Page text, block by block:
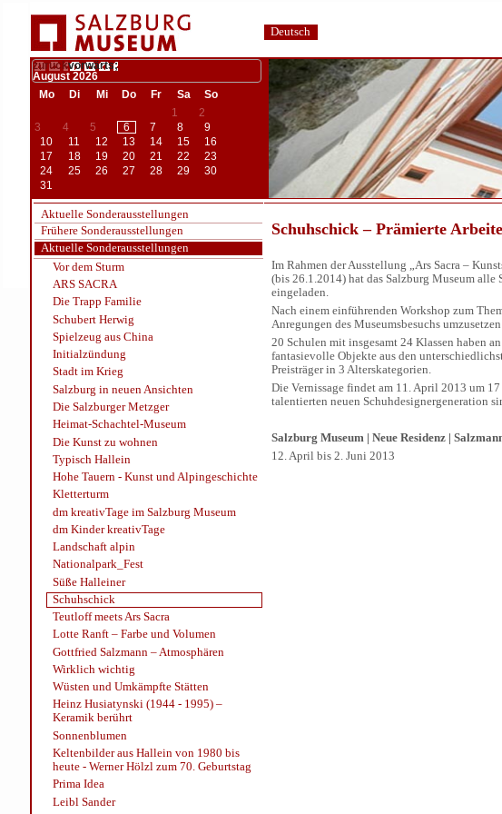
zurückvorwärts;
August 2026
Mo
Di Mi Do Fr Sa
So
1
2
3
4 5 6 7 8
9
10
11 12 13 14 15
16
17
18 19 20 21 22
23
24
25 26 27 28 29
30
31
Aktuelle Sonderausstellungen
Frühere Sonderausstellungen
Aktuelle Sonderausstellungen
Vor dem Sturm
ARS SACRA
Die Trapp Familie
Schubert Herwig
Spielzeug aus China
Initialzündung
Stadt im Krieg
Salzburg in neuen Ansichten
Die Salzburger Metzger
Heimat-Schachtel-Museum
Die Kunst zu wohnen
Typisch Hallein
Hohe Tauern - Kunst und Alpingeschichte
Kletterturm
dm kreativTage im Salzburg Museum
dm Kinder kreativTage
Landschaft alpin
Nationalpark_Fest
Süße Halleiner
Schuhschick
Teutloff meets Ars Sacra
Lotte Ranft – Farbe und Volumen
Gottfried Salzmann – Atmosphären
Wirklich wichtig
Wüsten und Umkämpfte Stätten
Heinz Husiatynski (1944 - 1995) –
Keramik berührt
Sonnenblumen
Keltenbilder aus Hallein von 1980 bis
heute - Werner Hölzl zum 70. Geburtstag
Prima Idea
Leibl Sander
Schuhschick – Prämierte
Im Rahmen der Ausstellung „Ars Sacra –
(bis 26.1.2014) hat das Salzburg Museum
eingeladen.
Nach einem einführenden Workshop zum
Anregungen des Museumsbesuchs
20 Schulen mit insgesamt 24 Klassen haben
fantasievolle Objekte aus den
Preisträger in 3 Alterskategorien.
Die Vernissage findet am 11. April 2013 um
talentierten neuen Schuhdesignergeneration
Salzburg Museum | Neue Residenz |
12. April bis 2. Juni 2013
Deutsch